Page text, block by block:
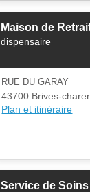
Maison de
dispensaire
RUE DU GARAY
43700 Brives-
Plan et itinéraire
Service de